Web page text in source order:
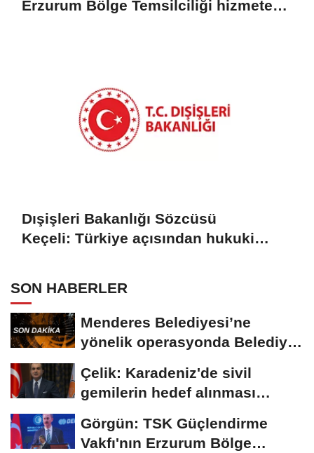
Erzurum Bölge Temsilciliği hizmete
Dışişleri Bakanlığı Sözcüsü
Keçeli: Türkiye açısından hukuki
SON HABERLER
Menderes Belediyesi’ne
yönelik operasyonda Belediye
Çelik: Karadeniz'de sivil
gemilerin hedef alınması
Görgün: TSK Güçlendirme
Vakfı'nın Erzurum Bölge